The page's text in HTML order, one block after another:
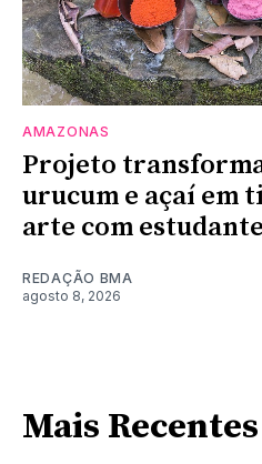
AMAZONAS
Projeto
urucum e açaí em
arte com
REDAÇÃO BMA
agosto 8, 2026
Mais Recentes